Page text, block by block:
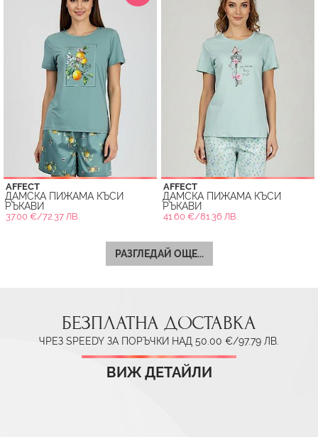
AFFECT
ДАМСКА ПИЖАМА КЪСИ
РЪКАВИ
37.00 €/72.37 ЛВ.
AFFECT
ДАМСКА ПИЖАМА КЪСИ
РЪКАВИ
41.60 €/81.36 ЛВ.
РАЗГЛЕДАЙ ОЩЕ...
БЕЗПЛАТНА ДОСТАВКА
ЧРЕЗ SPEEDY ЗА ПОРЪЧКИ НАД 50.00 €/97.79 ЛВ.
ВИЖ ДЕТАЙЛИ